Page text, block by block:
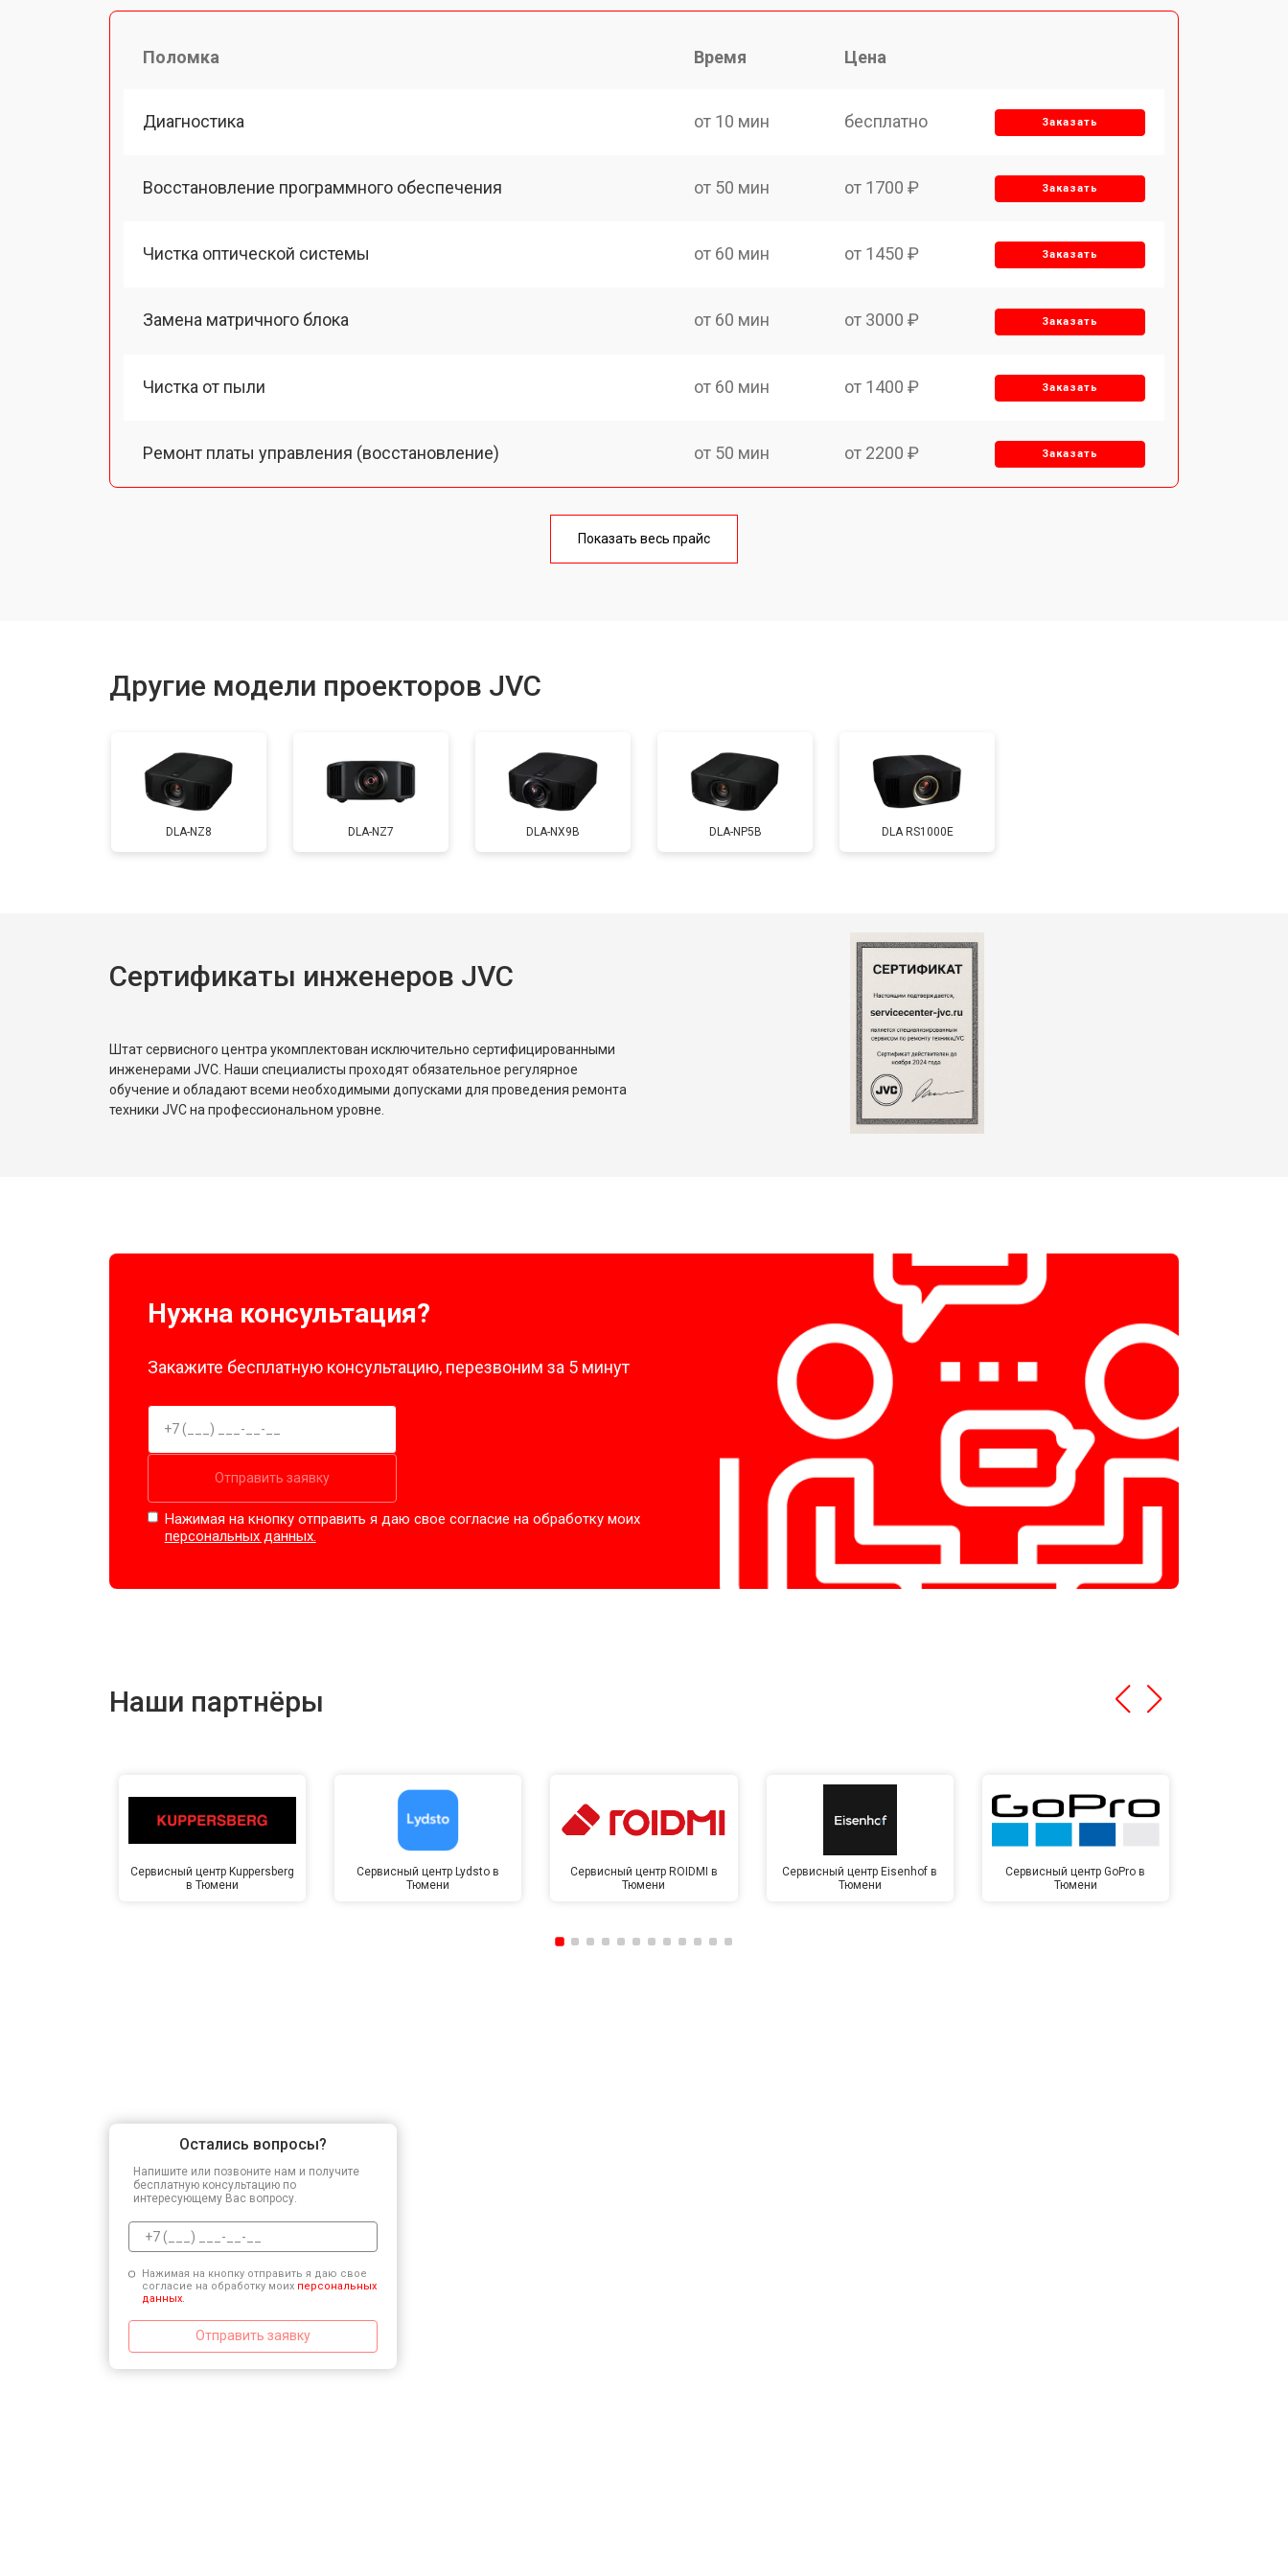
Поломка Время Цена
Диагностика от 10 мин бесплатно Заказать
Восстановление программного обеспечения от 50 мин от 1700 ₽ Заказать
Чистка оптической системы от 60 мин от 1450 ₽ Заказать
Замена матричного блока от 60 мин от 3000 ₽ Заказать
Чистка от пыли от 60 мин от 1400 ₽ Заказать
Ремонт платы управления (восстановление) от 50 мин от 2200 ₽ Заказать
от 60 мин
Ремонт блока питания от 70 мин от 2000 ₽
Замена блока розжига от 50 мин от 1900 ₽
Показать весь прайс
Другие модели проекторов JVC
DLA-NZ8 DLA-NZ7 DLA-NX9B DLA-NP5B DLA RS1000E
Сертификаты инженеров JVC
Штат сервисного центра укомплектован исключительно сертифицированными
инженерами JVC. Наши специалисты проходят обязательное регулярное
обучение и обладают всеми необходимыми допусками для проведения ремонта
техники JVC на профессиональном уровне.
Нужна консультация?
Закажите бесплатную консультацию, перезвоним за 5 минут
Отправить заявку
Нажимая на кнопку отправить я даю свое согласие на обработку моих
персональных данных.
Наши партнёры
Сервисный центр Kuppersberg
в Тюмени
Сервисный центр Lydsto в
Тюмени
Сервисный центр ROIDMI в
Тюмени
Сервисный центр Eisenhof в
Тюмени
Сервисный центр GoPro в
Тюмени
Остались вопросы?
Напишите или позвоните нам и получите
бесплатную консультацию по
интересующему Вас вопросу.
Нажимая на кнопку отправить я даю свое
согласие на обработку моих персональных
данных.
Отправить заявку